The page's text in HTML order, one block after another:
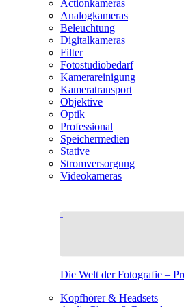
Actionkameras
Analogkameras
Beleuchtung
Digitalkameras
Filter
Fotostudiobedarf
Kamerareinigung
Kameratransport
Objektive
Optik
Professional
Speichermedien
Stative
Stromversorgung
Videokameras
Die Welt der Fotografie –
Kopfhörer & Headsets